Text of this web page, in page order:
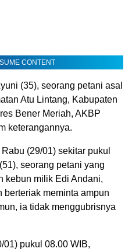
CONTENT
(35), seorang petani asal
Atu Lintang, Kabupaten
Bener Meriah, AKBP
keterangannya.
(29/01) sekitar pukul
seorang petani yang
kebun milik Edi Andani,
berteriak meminta ampun
ia tidak menggubrisnya
01) pukul 08.00 WIB,